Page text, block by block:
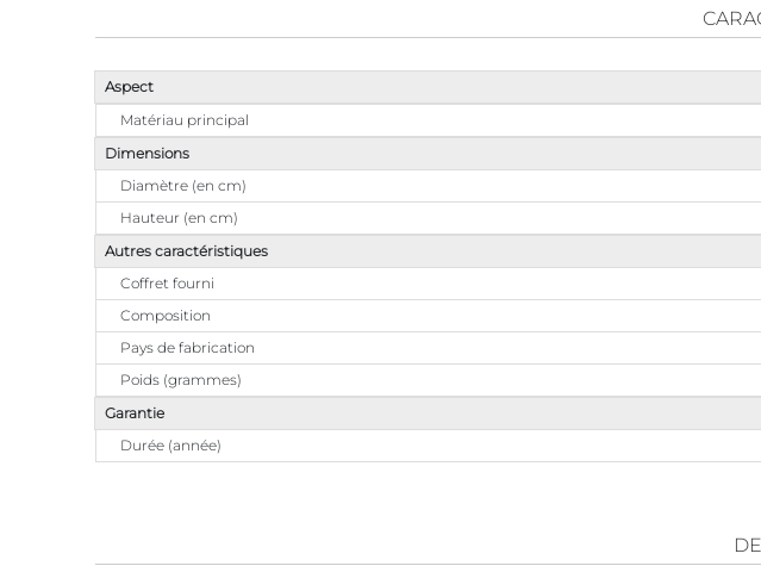
Aspect
Matériau principal
Dimensions
Diamètre (en cm)
Hauteur (en cm)
Autres caractéristiques
Coffret fourni
Composition
Pays de fabrication
Poids (grammes)
Garantie
Durée (année)